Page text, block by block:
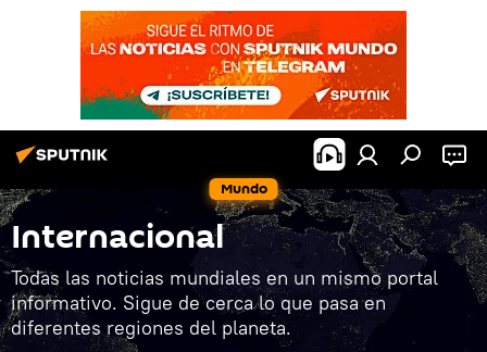
Mundo
Internacional
Todas las noticias mundiales en un mismo portal
informativo. Sigue de cerca lo que pasa en
diferentes regiones del planeta.